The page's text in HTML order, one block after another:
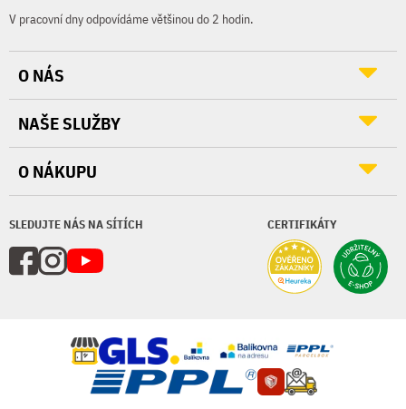
V pracovní dny odpovídáme většinou do 2 hodin.
SLEDUJTE NÁS NA SÍTÍCH CERTIFIKÁTY
O NÁS
NAŠE SLUŽBY
O NÁKUPU